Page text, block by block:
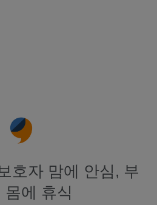
호자 맘에 안심, 부
몸에 휴식